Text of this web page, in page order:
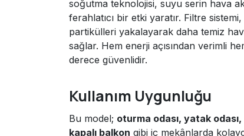
soğutma teknolojisi, suyu serin hava
ferahlatıcı bir etki yaratır. Filtre
partikülleri yakalayarak daha temiz
sağlar. Hem enerji açısından verimli
derece güvenlidir.
Kullanım Uygunluğu
Bu model; oturma odası, yatak
kapalı balkon gibi iç mekânlarda